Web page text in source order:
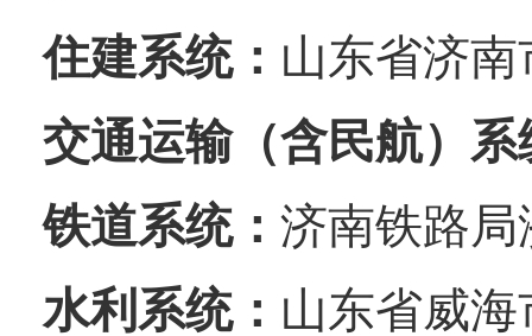
住建系统： 山东省济
交通运输（含民航）系
铁道系统： 济南铁路
水利系统： 山东省威